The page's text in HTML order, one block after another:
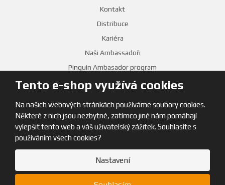
Tento e-shop využívá cookies
Na našich webových stránkách používáme soubory cookies.
Některé z nich jsou nezbytné, zatímco jiné nám pomáhají
vylepšit tento web a váš uživatelský zážitek. Souhlasíte s
používáním všech cookies?
Nastavení
Kontakt
Distribuce
Kariéra
Naši Ambassadoři
Pinguin Ambasador program
PRODEJNY
© 2026, Pinguin